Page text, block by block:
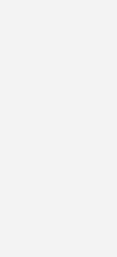
bei
gemäß ErP
Version